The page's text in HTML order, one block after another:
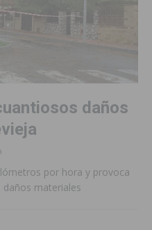
daños
por hora y provoca
materiales